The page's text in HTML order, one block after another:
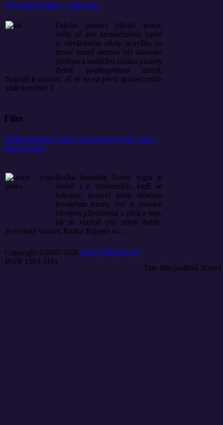
Vyhynutí včelstev – naše smrt
Falešní proroci hlásali konec
světa už sice bezpočtukrát, zatím
to chválabohu nikdy nevyšlo, na
druhé straně nemusí být takováto
představa totálního zániku planety
Země pouhopouhou utopií.
Naplnit ji mohou, ač se to na první pohled může
zdát nereálné, i
Film
Hořké komedii Teorie tygra nechybí švih, vtip a
černý humor
Hořká komedie Teorie tygra je
hodně i o spiklencích, kteří se
nakonec postaví proti tichému
ženskému teroru, byť je zahalen
závojem přívětivosti a plků o tom,
jak to vlastně ony myslí dobře.
Povedený snímek Radka Bajgara to...
Copyright ©2007-2026 KULTURA21.CZ
ISSN 1803-1161
Toto dílo podléhá licenci